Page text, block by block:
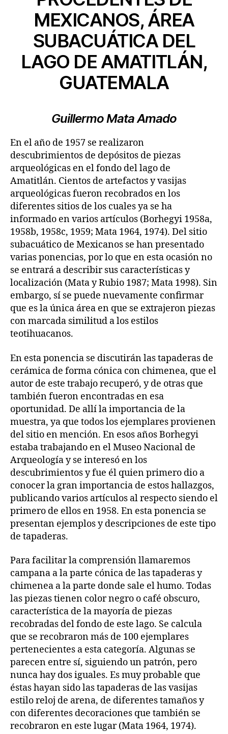
MEXICANOS, ÁREA
SUBACUÁTICA DEL
LAGO DE AMATITLÁN,
GUATEMALA
Guillermo Mata Amado
En el año de 1957 se realizaron
descubrimientos de depósitos de piezas
arqueológicas en el fondo del lago de
Amatitlán. Cientos de artefactos y vasijas
arqueológicas fueron recobrados en los
diferentes sitios de los cuales ya se ha
informado en varios artículos (Borhegyi 1958a,
1958b, 1958c, 1959; Mata 1964, 1974). Del sitio
subacuático de Mexicanos se han presentado
varias ponencias, por lo que en esta ocasión no
se entrará a describir sus características y
localización (Mata y Rubio 1987; Mata 1998). Sin
embargo, sí se puede nuevamente confirmar
que es la única área en que se extrajeron piezas
con marcada similitud a los estilos
teotihuacanos.
En esta ponencia se discutirán las tapaderas de
cerámica de forma cónica con chimenea, que el
autor de este trabajo recuperó, y de otras que
también fueron encontradas en esa
oportunidad. De allí la importancia de la
muestra, ya que todos los ejemplares provienen
del sitio en mención. En esos años Borhegyi
estaba trabajando en el Museo Nacional de
Arqueología y se interesó en los
descubrimientos y fue él quien primero dio a
conocer la gran importancia de estos hallazgos,
publicando varios artículos al respecto siendo el
primero de ellos en 1958. En esta ponencia se
presentan ejemplos y descripciones de este tipo
de tapaderas.
Para facilitar la comprensión llamaremos
campana a la parte cónica de las tapaderas y
chimenea a la parte donde sale el humo. Todas
las piezas tienen color negro o café obscuro,
característica de la mayoría de piezas
recobradas del fondo de este lago. Se calcula
que se recobraron más de 100 ejemplares
pertenecientes a esta categoría. Algunas se
parecen entre sí, siguiendo un patrón, pero
nunca hay dos iguales. Es muy probable que
éstas hayan sido las tapaderas de las vasijas
estilo reloj de arena, de diferentes tamaños y
con diferentes decoraciones que también se
recobraron en este lugar (Mata 1964, 1974).